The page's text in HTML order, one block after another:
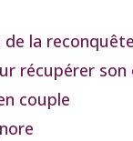
la
récupérer son
couple